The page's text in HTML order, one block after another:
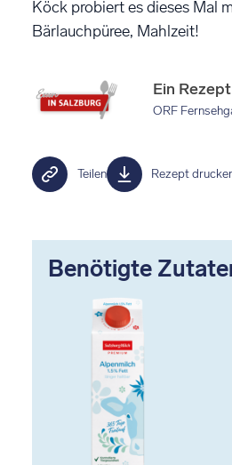
Köck probiert es dieses Mal
Bärlauchpüree, Mahlzeit!
Ein
ORF
Teilen Rezept
Benötigte